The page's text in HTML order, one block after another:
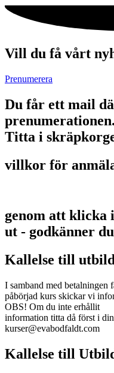
Vill du få vårt
Prenumerera
Du får ett mail
prenumerationen.
Titta i
villkor för
genom att klicka
ut - godkänner
Kallelse till
I samband med betalningen
påbörjad kurs skickar vi
OBS! Om du inte erhållit
information titta då först i
kurser@evabodfaldt.com
Kallelse till